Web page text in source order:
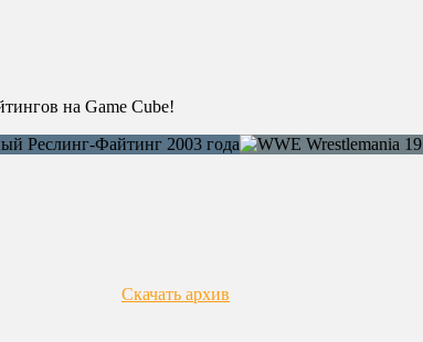
на Game Cube!
Скачать архив